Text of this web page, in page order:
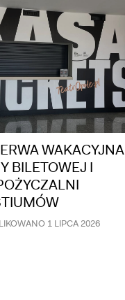
WAKACYJNA
BILETOWEJ I
1 LIPCA 2026